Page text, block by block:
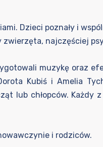
Dzieci poznały i
zwierzęta, najczęściej
muzykę oraz
Kubiś i Amelia
lub chłopców. Każdy z
i rodziców.